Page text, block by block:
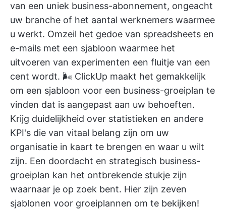
van een uniek business-abonnement, ongeacht
uw branche of het aantal werknemers waarmee
u werkt. Omzeil het gedoe van spreadsheets en
e-mails met een sjabloon waarmee het
uitvoeren van experimenten een fluitje van een
cent wordt. 🌬 ClickUp maakt het gemakkelijk
om een sjabloon voor een business-groeiplan te
vinden dat is aangepast aan uw behoeften.
Krijg duidelijkheid over statistieken en andere
KPI's die van vitaal belang zijn om uw
organisatie in kaart te brengen en waar u wilt
zijn. Een doordacht en strategisch business-
groeiplan kan het ontbrekende stukje zijn
waarnaar je op zoek bent. Hier zijn zeven
sjablonen voor groeiplannen om te bekijken!